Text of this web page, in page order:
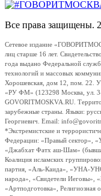
Все права защищены.
Сетевое издание
лиц старше 16 лет.
года выдано Федеральной
технологий и массовых
Хорошевская, дом 12, пом. 22.
«РУ ФМ» (123298 Москва, ул.
GOVORITMOSKVA.RU.
зарубежные страны. Языки:
Георгиевич. Email:
*Экстремистские и
Федерации: «Правый сектор»,
«Джабхат Фатх аш-Шам»
Коалиция исламских
партия, «Аль-Каида», «УНА-
народа», «Свидетели Иеговы»,
«Артподготовка», Религиозная